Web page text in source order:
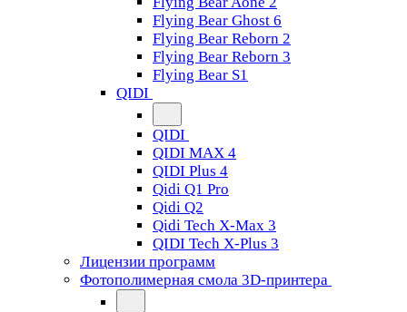
Flying Bear Ghost 6
Flying Bear Reborn 2
Flying Bear Reborn 3
Flying Bear S1
QIDI
QIDI
QIDI MAX 4
QIDI Plus 4
Qidi Q1 Pro
Qidi Q2
Qidi Tech X-Max 3
QIDI Tech X-Plus 3
Лицензии программ
Фотополимерная смола 3D-принтера